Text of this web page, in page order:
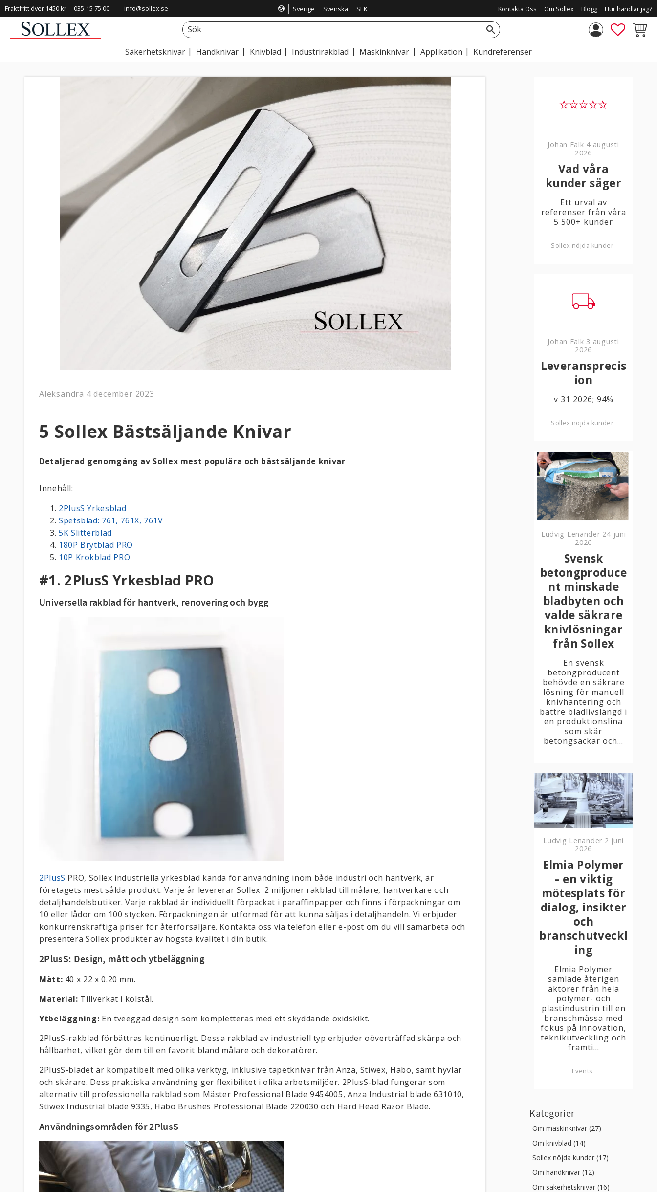
Fraktfritt över 1450 kr 035-15 75 00 info@sollex.se Sverige Svenska SEK Kontakta Oss Om Sollex Blogg Hur handlar jag?
Säkerhetsknivar Handknivar Knivblad Industrirakblad Maskinknivar Applikation Kundreferenser
Aleksandra 4 december 2023
5 Sollex Bästsäljande Knivar
Detaljerad genomgång av Sollex mest populära och bästsäljande knivar
Innehåll:
2PlusS Yrkesblad
Spetsblad: 761, 761X, 761V
5K Slitterblad
180P Brytblad PRO
10P Krokblad PRO
#1. 2PlusS Yrkesblad PRO
Universella rakblad för hantverk, renovering och bygg
2PlusS PRO, Sollex industriella yrkesblad kända för användning inom både industri och hantverk, är
företagets mest sålda produkt. Varje år levererar Sollex 2 miljoner rakblad till målare, hantverkare och
detaljhandelsbutiker. Varje rakblad är individuellt förpackat i paraffinpapper och finns i förpackningar om
10 eller lådor om 100 stycken. Förpackningen är utformad för att kunna säljas i detaljhandeln. Vi erbjuder
konkurrenskraftiga priser för återförsäljare. Kontakta oss via telefon eller e-post om du vill samarbeta och
presentera Sollex produkter av högsta kvalitet i din butik.
2PlusS: Design, mått och ytbeläggning
Mått: 40 x 22 x 0.20 mm.
Material: Tillverkat i kolstål.
Ytbeläggning: En tveeggad design som kompletteras med ett skyddande oxidskikt.
2PlusS-rakblad förbättras kontinuerligt. Dessa rakblad av industriell typ erbjuder oöverträffad skärpa och
hållbarhet, vilket gör dem till en favorit bland målare och dekoratörer.
2PlusS-bladet är kompatibelt med olika verktyg, inklusive tapetknivar från Anza, Stiwex, Habo, samt hyvlar
och skärare. Dess praktiska användning ger flexibilitet i olika arbetsmiljöer. 2PlusS-blad fungerar som
alternativ till professionella rakblad som Mäster Professional Blade 9454005, Anza Industrial blade 631010,
Stiwex Industrial blade 9335, Habo Brushes Professional Blade 220030 och Hard Head Razor Blade.
Användningsområden för 2PlusS
Johan Falk 4 augusti
2026
Vad våra
kunder säger
Ett urval av
referenser från våra
5 500+ kunder
Sollex nöjda kunder
Johan Falk 3 augusti
2026
Leveransprecis
ion
v 31 2026; 94%
Sollex nöjda kunder
Ludvig Lenander 24 juni
2026
Svensk
betongproduce
nt minskade
bladbyten och
valde säkrare
knivlösningar
från Sollex
En svensk
betongproducent
behövde en säkrare
lösning för manuell
knivhantering och
bättre bladlivslängd i
en produktionslina
som skär
betongsäckar och...
Ludvig Lenander 2 juni
2026
Elmia Polymer
– en viktig
mötesplats för
dialog, insikter
och
branschutveckl
ing
Elmia Polymer
samlade återigen
aktörer från hela
polymer- och
plastindustrin till en
branschmässa med
fokus på innovation,
teknikutveckling och
framti...
Events
Kategorier
Om maskinknivar (27)
Om knivblad (14)
Sollex nöjda kunder (17)
Om handknivar (12)
Om säkerhetsknivar (16)